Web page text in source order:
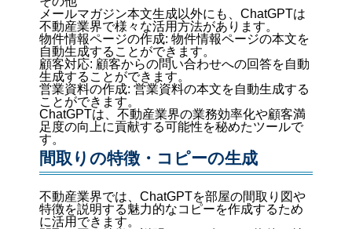
メールマガジン本文生成以外にも、ChatGPTは
不動産業界で様々な活用方法があります。
物件情報ページの作成: 物件情報ページの本文を
自動生成することができます。
顧客対応: 顧客からの問い合わせへの回答を自動
生成することができます。
営業資料の作成: 営業資料の本文を自動生成する
ことができます。
ChatGPTは、不動産業界の業務効率化や顧客満
足度の向上に貢献する可能性を秘めたツールで
す。
間取りの特徴・コピーの生成
不動産業界では、ChatGPTを部屋の間取り図や
特徴を説明する魅力的なコピーを作成するため
に活用できます。